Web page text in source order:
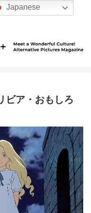
ビア・おもしろ
Japanese